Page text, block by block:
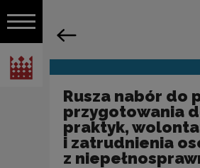
Open navigation
National Centre for Culture Poland
Navigation
Rusza nabór do
przygotowania
praktyk,
i zatrudnienia
z